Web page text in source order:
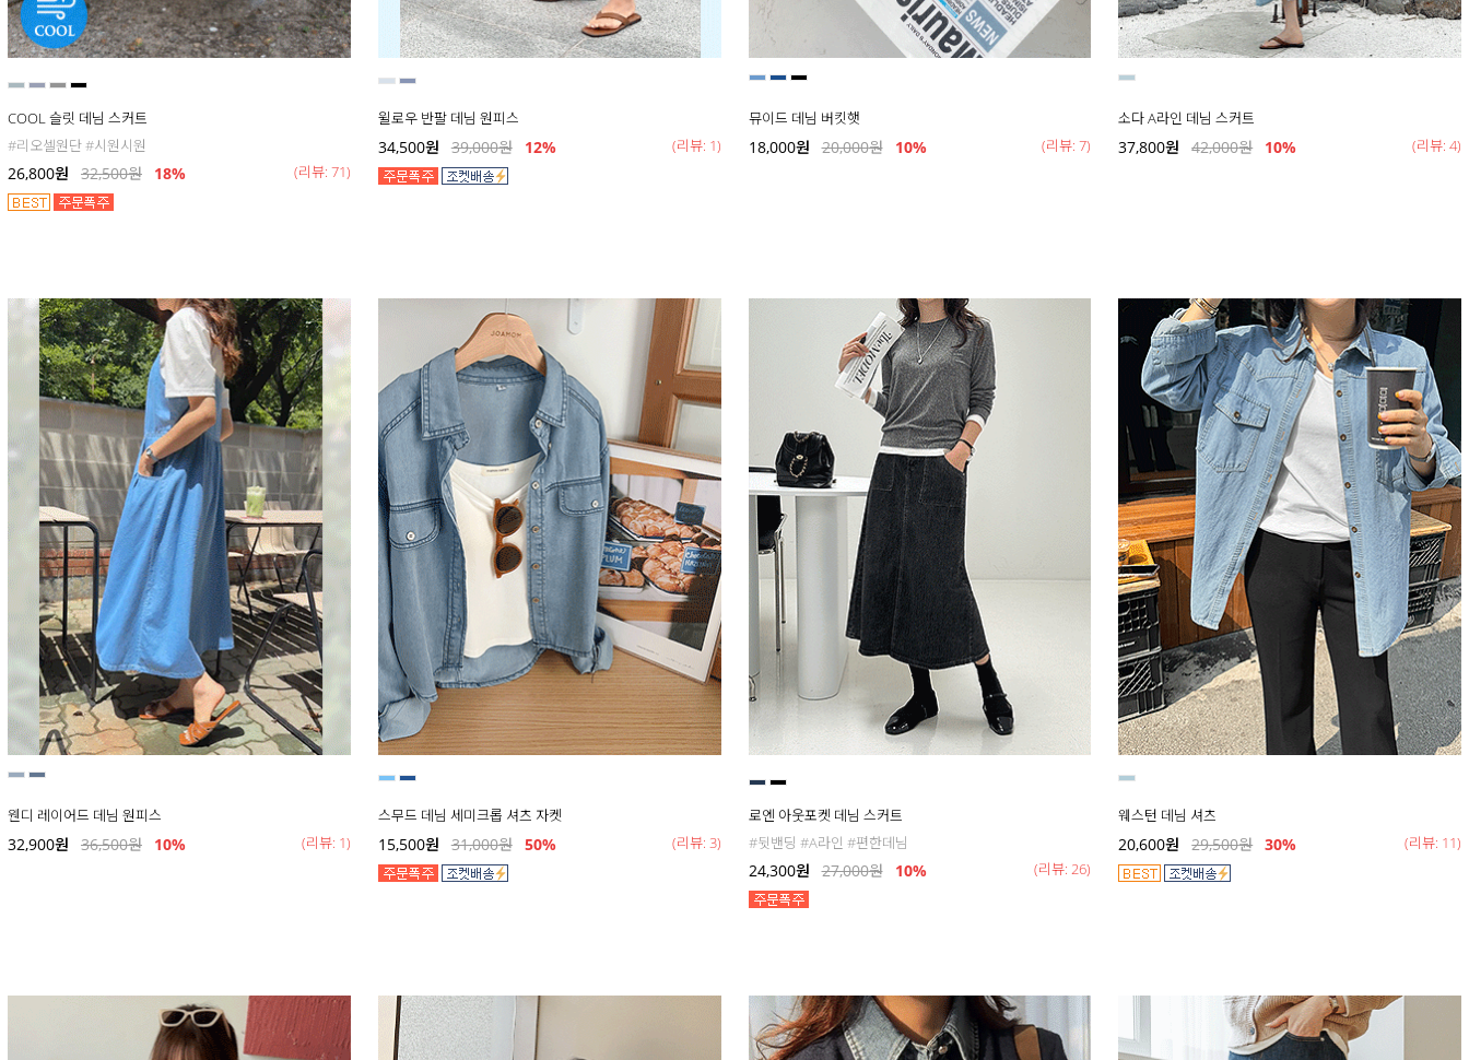
COOL 슬릿 데님 스커트
#리오셀원단 #시원시원
26,800원 32,500원 18% (리뷰: 71)
윌로우 반팔 데님 원피스
34,500원 39,000원 12% (리뷰: 1)
뮤이드 데님 버킷햇
18,000원 20,000원 10% (리뷰: 7)
소다 A라인 데님 스커트
37,800원 42,000원 10% (리뷰: 4)
웬디 레이어드 데님 원피스
32,900원 36,500원 10% (리뷰: 1)
스무드 데님 세미크롭 셔츠 자켓
15,500원 31,000원 50% (리뷰: 3)
로엔 아웃포켓 데님 스커트
#뒷밴딩 #A라인 #편한데님
24,300원 27,000원 10% (리뷰: 26)
웨스턴 데님 셔츠
20,600원 29,500원 30% (리뷰: 11)